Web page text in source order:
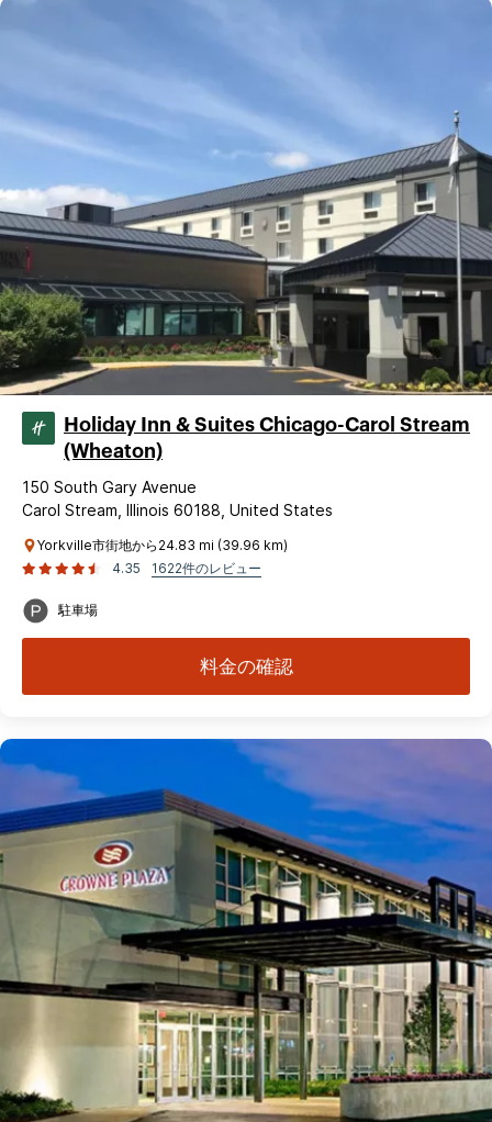
Holiday Inn & Suites Chicago-Carol Stream
(Wheaton)
150 South Gary Avenue
Carol Stream, Illinois 60188, United States
Yorkville市街地から24.83 mi (39.96 km)
4.35
1622件のレビュー
駐車場
料金の確認